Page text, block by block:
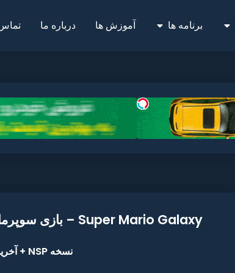
برنامه ها آموزش ها درباره ما
Super Mario Galaxy – بازی سوپرماریو گلکسی برای نینتندو سوییچ
نسخه NSP + آخرین آپدیت